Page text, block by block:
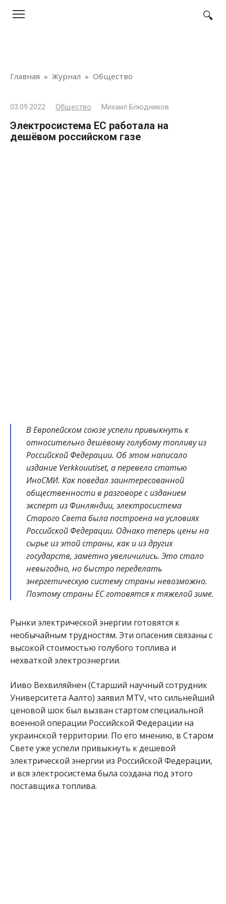
Главная » Журнал » Общество
03.09.2022 Общество Михаил Блюдников
Электросистема ЕС работала на
дешёвом российском газе
В Европейском союзе успели привыкнуть к
относительно дешёвому голубому топливу из
Российской Федерации. Об этом написало
издание Verkkouutiset, а перевело статью
ИноСМИ. Как поведал заинтересованной
общественности в разговоре с изданием
эксперт из Финляндии, электросистема
Старого Света была построена на условиях
Российской Федерации. Однако теперь цены на
сырье из этой страны, как и из других
государств, заметно увеличились. Это стало
невыгодно, но быстро переделать
энергетическую систему страны невозможно.
Поэтому страны ЕС готовятся к тяжелой зиме.
Рынки электрической энергии готовятся к
необычайным трудностям. Эти опасения связаны с
высокой стоимостью голубого топлива и
нехваткой электроэнергии.
Ииво Вехвиляйнен (Старший научный сотрудник
Университета Аалто) заявил MTV, что сильнейший
ценовой шок был вызван стартом специальной
военной операции Российской Федерации на
украинской территории. По его мнению, в Старом
Свете уже успели привыкнуть к дешевой
электрической энергии из Российской Федерации,
и вся электросистема была создана под этого
поставщика топлива.